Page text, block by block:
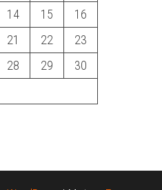
14 15
16
21 22
23
28 29
30